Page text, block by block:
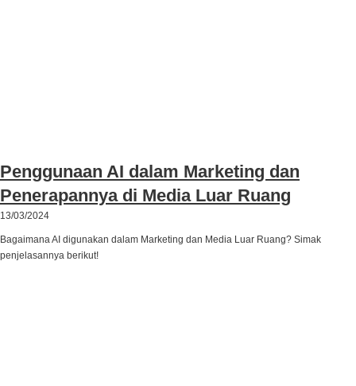
Penggunaan AI dalam Marketing dan
Penerapannya di Media Luar Ruang
13/03/2024
Bagaimana AI digunakan dalam Marketing dan Media Luar Ruang? Simak
penjelasannya berikut!